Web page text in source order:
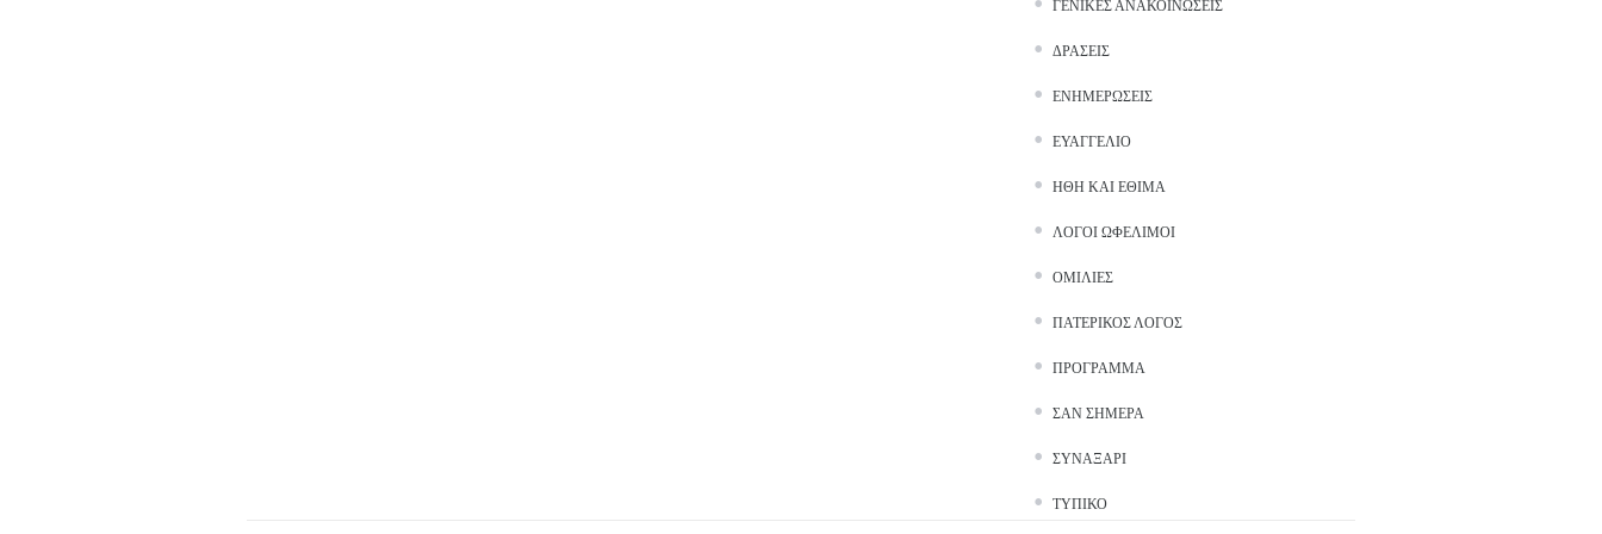
ΓΕΝΙΚΈΣ ΑΝΑΚΟΙΝΏΣΕΙΣ
ΔΡΆΣΕΙΣ
ΕΝΗΜΕΡΏΣΕΙΣ
ΕΥΑΓΓΈΛΙΟ
ΉΘΗ ΚΑΙ ΈΘΙΜΑ
ΛΌΓΟΙ ΩΦΈΛΙΜΟΙ
ΟΜΙΛΊΕΣ
ΠΑΤΕΡΙΚΌΣ ΛΌΓΟΣ
ΠΡΌΓΡΑΜΜΑ
ΣΑΝ ΣΉΜΕΡΑ
ΣΥΝΑΞΆΡΙ
ΤΥΠΙΚΌ